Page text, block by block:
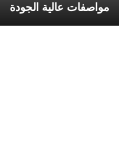
مواصفات عالية الجودة